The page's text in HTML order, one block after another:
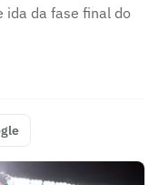
ida da fase final do